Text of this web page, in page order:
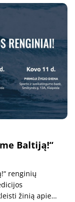
Baltiją!“
renginių
žinią apie